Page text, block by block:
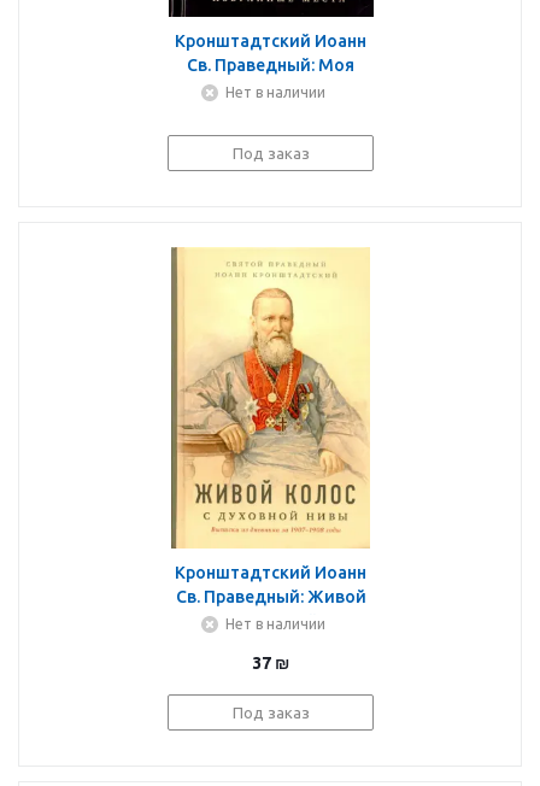
Кронштадтский Иоанн
Св. Праведный: Моя
жизнь во Христе.
Нет в наличии
Под заказ
Кронштадтский Иоанн
Св. Праведный: Живой
колос с духовной нивы.
Нет в наличии
37 ₪
Под заказ